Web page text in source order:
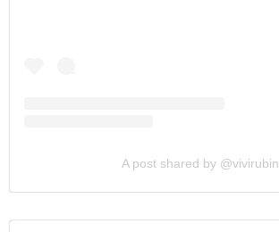
A post shared by @vivirubin